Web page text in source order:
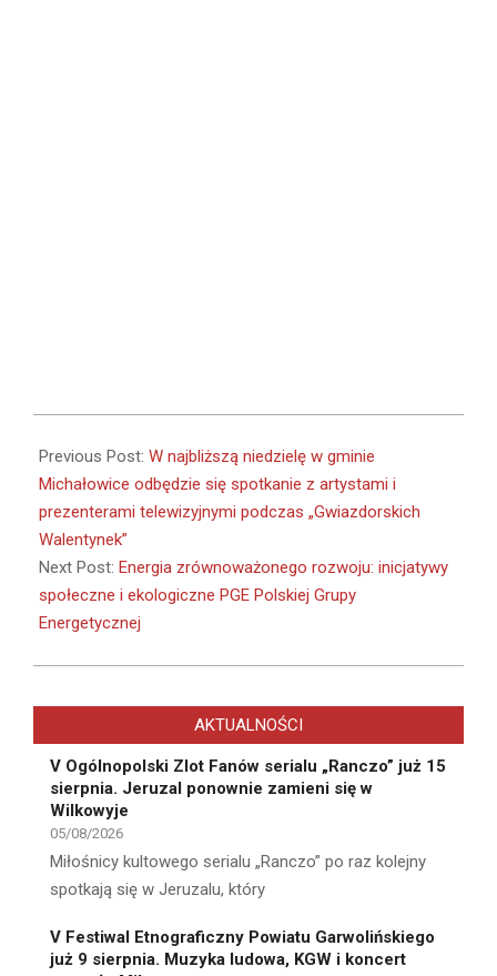
02-
15
Previous Post: W najbliższą niedzielę w gminie
Michałowice odbędzie się spotkanie z artystami i
prezenterami telewizyjnymi podczas „Gwiazdorskich
Walentynek”
Next Post: Energia zrównoważonego rozwoju: inicjatywy
społeczne i ekologiczne PGE Polskiej Grupy
Energetycznej
AKTUALNOŚCI
V Ogólnopolski Zlot Fanów serialu „Ranczo” już 15
sierpnia. Jeruzal ponownie zamieni się w
Wilkowyje
05/08/2026
Miłośnicy kultowego serialu „Ranczo” po raz kolejny
spotkają się w Jeruzalu, który
V Festiwal Etnograficzny Powiatu Garwolińskiego
już 9 sierpnia. Muzyka ludowa, KGW i koncert